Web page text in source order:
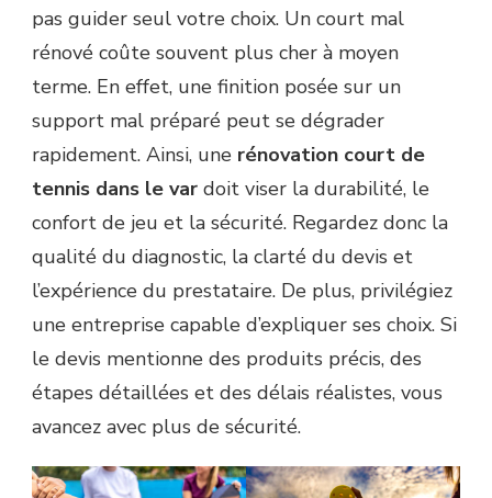
pas guider seul votre choix. Un court mal
rénové coûte souvent plus cher à moyen
terme. En effet, une finition posée sur un
support mal préparé peut se dégrader
rapidement. Ainsi, une rénovation court de
tennis dans le var doit viser la durabilité, le
confort de jeu et la sécurité. Regardez donc la
qualité du diagnostic, la clarté du devis et
l’expérience du prestataire. De plus, privilégiez
une entreprise capable d’expliquer ses choix. Si
le devis mentionne des produits précis, des
étapes détaillées et des délais réalistes, vous
avancez avec plus de sécurité.